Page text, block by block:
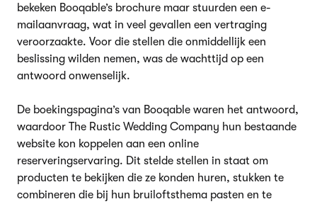
bekeken Booqable’s brochure maar stuurden een e-
mailaanvraag, wat in veel gevallen een vertraging
veroorzaakte. Voor die stellen die onmiddellijk een
beslissing wilden nemen, was de wachttijd op een
antwoord onwenselijk.
De boekingspagina’s van Booqable waren het antwoord,
waardoor The Rustic Wedding Company hun bestaande
website kon koppelen aan een online
reserveringservaring. Dit stelde stellen in staat om
producten te bekijken die ze konden huren, stukken te
combineren die bij hun bruiloftsthema pasten en te